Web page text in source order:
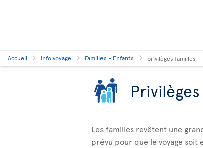
Accueil Info voyage Familles - Enfants privilèges familles
Les familles revêtent une
prévu pour que le voyage soit